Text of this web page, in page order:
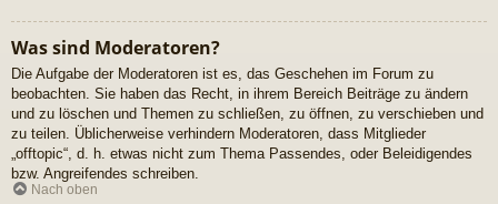
Was sind Moderatoren?
Die Aufgabe der Moderatoren ist es, das Geschehen im Forum zu
beobachten. Sie haben das Recht, in ihrem Bereich Beiträge zu ändern
und zu löschen und Themen zu schließen, zu öffnen, zu verschieben und
zu teilen. Üblicherweise verhindern Moderatoren, dass Mitglieder
„offtopic“, d. h. etwas nicht zum Thema Passendes, oder Beleidigendes
bzw. Angreifendes schreiben.
Nach oben